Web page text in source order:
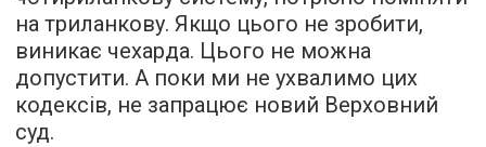
на триланкову. Якщо цього не зробити,
виникає чехарда. Цього не можна
допустити. А поки ми не ухвалимо цих
кодексів, не запрацює новий Верховний
суд.